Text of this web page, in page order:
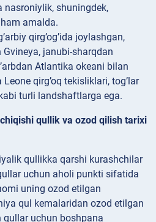
nasroniylik, shuningdek,
ham amalda.
qirg’og’ida joylashgan,
janubi-sharqdan
Atlantika okeani bilan
qirg’oq tekisliklari, tog’lar
turli landshaftlarga ega.
qullik va ozod qilish tarixi
qullikka qarshi kurashchilar
uchun aholi punkti sifatida
uning ozod etilgan
qul kemalaridan ozod etilgan
uchun boshpana